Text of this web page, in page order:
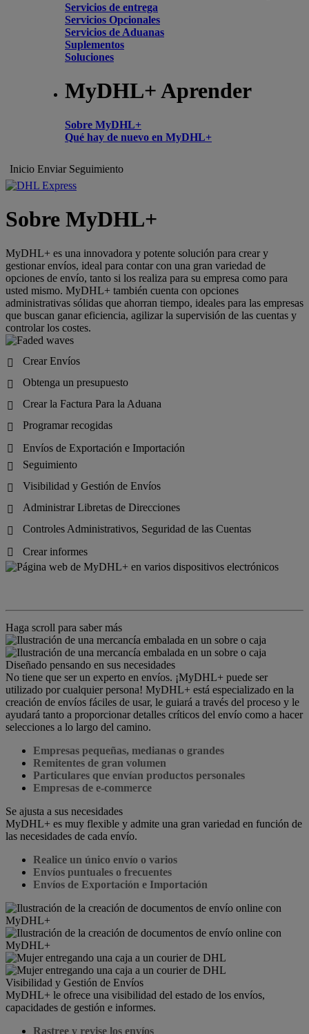
Servicios de entrega
Servicios Opcionales
Servicios de Aduanas
Suplementos
Soluciones
MyDHL+ Aprender
Sobre MyDHL+
Qué hay de nuevo en MyDHL+
Inicio Enviar Seguimiento
Sobre MyDHL+
MyDHL+ es una innovadora y potente solución para crear y
gestionar envíos, ideal para contar con una gran variedad de
opciones de envío, tanto si los realiza para su empresa como para
usted mismo. MyDHL+ también cuenta con opciones
administrativas sólidas que ahorran tiempo, ideales para las empresas
que buscan ganar eficiencia, agilizar la supervisión de las cuentas y
controlar los costes.

Crear Envíos

Obtenga un presupuesto

Crear la Factura Para la Aduana

Programar recogidas

Envíos de Exportación e Importación

Seguimiento

Visibilidad y Gestión de Envíos

Administrar Libretas de Direcciones

Controles Administrativos, Seguridad de las Cuentas

Crear informes
Haga scroll para saber más
Diseñado pensando en sus necesidades
No tiene que ser un experto en envíos. ¡MyDHL+ puede ser
utilizado por cualquier persona! MyDHL+ está especializado en la
creación de envíos fáciles de usar, le guiará a través del proceso y le
ayudará tanto a proporcionar detalles críticos del envío como a hacer
selecciones a lo largo del camino.
Empresas pequeñas, medianas o grandes
Remitentes de gran volumen
Particulares que envían productos personales
Empresas de e-commerce
Se ajusta a sus necesidades
MyDHL+ es muy flexible y admite una gran variedad en función de
las necesidades de cada envío.
Realice un único envío o varios
Envíos puntuales o frecuentes
Envíos de Exportación e Importación
Visibilidad y Gestión de Envíos
MyDHL+ le ofrece una visibilidad del estado de los envíos,
capacidades de gestión e informes.
Rastree y revise los envíos